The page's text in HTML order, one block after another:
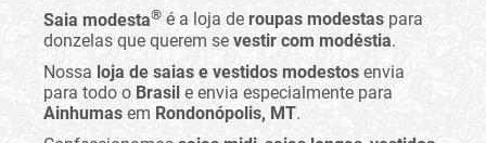
Saia modesta® é a loja de roupas modestas para
donzelas que querem se vestir com modéstia.
Nossa loja de saias e vestidos modestos envia
para todo o Brasil e envia especialmente para
Ainhumas em Rondonópolis, MT.